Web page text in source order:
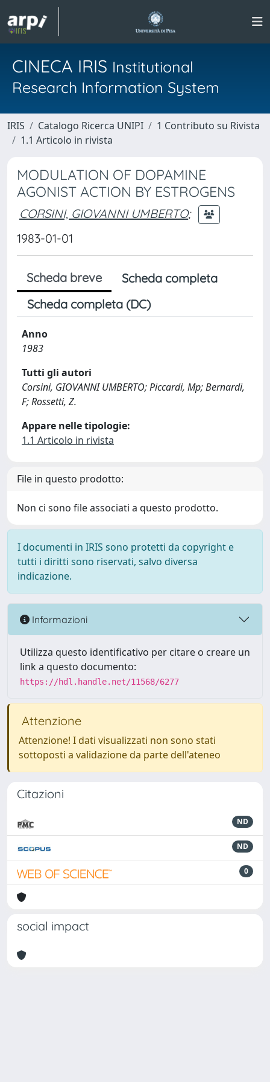
CINECA IRIS Institutional
Research Information System
IRIS Catalogo Ricerca UNIPI
1 Contributo su Rivista
1.1 Articolo in rivista
MODULATION OF DOPAMINE
AGONIST ACTION BY ESTROGENS
CORSINI, GIOVANNI UMBERTO;
1983-01-01
Scheda breve
Scheda completa
Scheda completa (DC)
Anno
1983
Tutti gli autori
Corsini, GIOVANNI UMBERTO; Piccardi, Mp; Bernardi,
F; Rossetti, Z.
Appare nelle tipologie:
1.1 Articolo in rivista
File in questo prodotto:
Non ci sono file associati a questo prodotto.
I documenti in IRIS sono protetti da copyright e
tutti i diritti sono riservati, salvo diversa
indicazione.
Informazioni
Utilizza questo identificativo per citare o creare un
link a questo documento:
https://hdl.handle.net/11568/6277
Attenzione
Attenzione! I dati visualizzati non sono stati
sottoposti a validazione da parte dell'ateneo
Citazioni
ND
ND
0
social impact